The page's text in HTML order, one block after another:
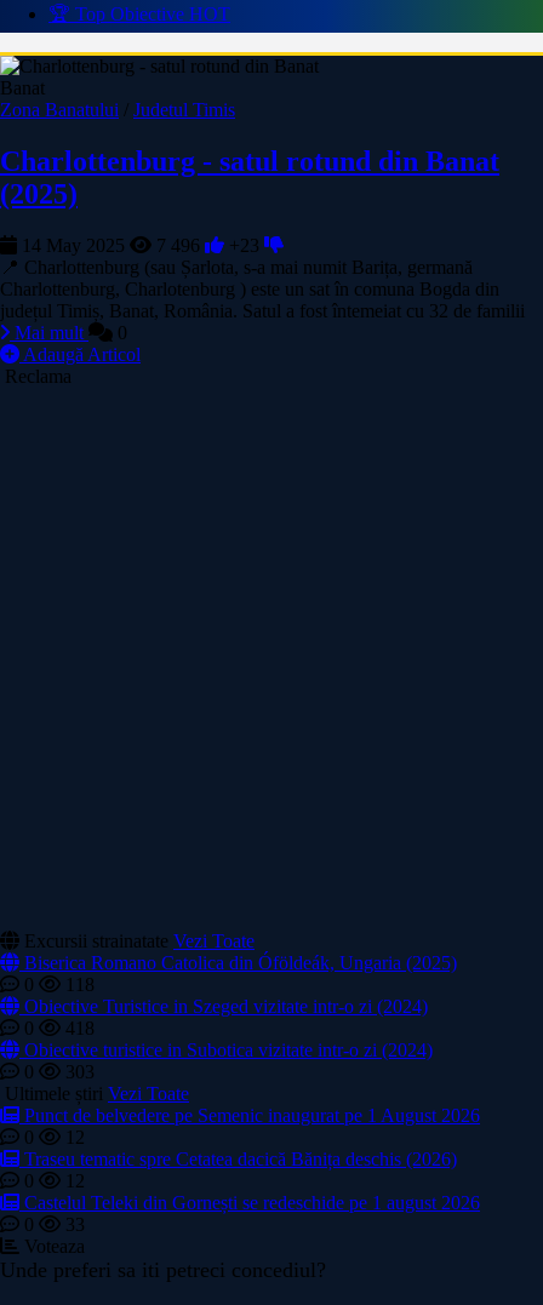
🏆 Top Obiective HOT
Banat
Zona Banatului / Judetul Timis
Charlottenburg - satul rotund din Banat
(2025)
14 May 2025 7 496
+23
📍 Charlottenburg (sau Șarlota, s-a mai numit Barița, germană
Charlottenburg, Charlotenburg ) este un sat în comuna Bogda din
județul Timiș, Banat, România. Satul a fost întemeiat cu 32 de familii
Mai mult
0
Adaugă Articol
Reclama
Excursii strainatate Vezi Toate
Biserica Romano Catolica din Óföldeák, Ungaria (2025)
0
118
Obiective Turistice in Szeged vizitate intr-o zi (2024)
0
418
Obiective turistice in Subotica vizitate intr-o zi (2024)
0
303
Ultimele știri Vezi Toate
Punct de belvedere pe Semenic inaugurat pe 1 August 2026
0
12
Traseu tematic spre Cetatea dacică Bănița deschis (2026)
0
12
Castelul Teleki din Gornești se redeschide pe 1 august 2026
0
33
Voteaza
Unde preferi sa iti petreci concediul?